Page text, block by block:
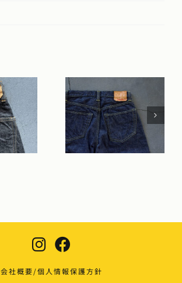
会社概要/個人情報保護方針